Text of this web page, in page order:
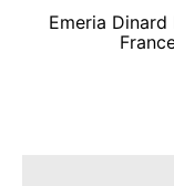
Emeria